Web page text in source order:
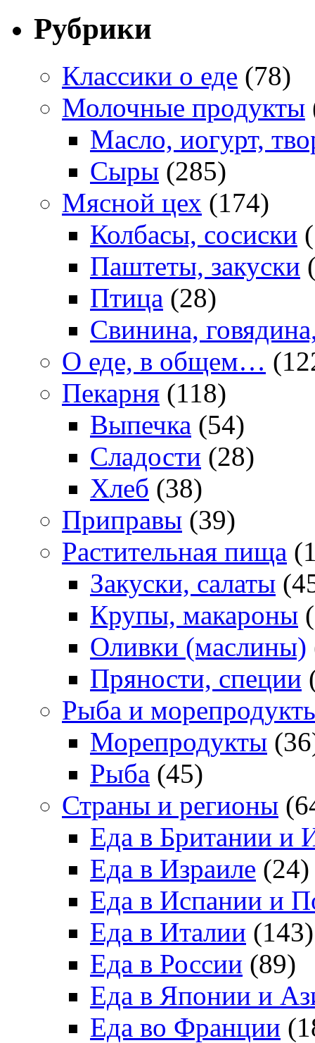
Рубрики
Классики о еде (78)
Молочные продукты
Масло, иогурт,
Сыры (285)
Мясной цех (174)
Колбасы, сосиски
Паштеты, закуски
Птица (28)
Свинина,
О еде, в общем…
Пекарня (118)
Выпечка (54)
Сладости (28)
Хлеб (38)
Приправы (39)
Растительная пища
Закуски, салаты
Крупы, макароны
Оливки (маслины)
Пряности, специи
Рыба и
Морепродукты
Рыба (45)
Страны и регионы
Еда в Британии и
Еда в Израиле (24)
Еда в Испании и
Еда в Италии (143)
Еда в России (89)
Еда в Японии и
Еда во Франции